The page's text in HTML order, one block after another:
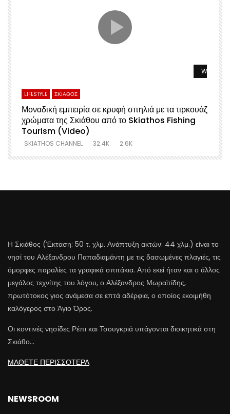
Watch
LIFESTYLE ΣΚΙΑΘΟΣ
Μοναδική εμπειρία σε κρυφή σπηλιά με τα τιρκουάζ
χρώματα της Σκιάθου από το Skiathos Fishing
Tourism (Video)
SKIATHOS CHANNEL 32.4K 2.6K
Η Σκιάθος (Έκταση: 50 τ. χλμ. Ανάπτυξη ακτών: 44 χλμ.) είναι το
νησί του Αλέξανδρου Παπαδιαμάντη με τις δασωμένες πλαγιές, τις
όμορφες παραλίες τα γραφικά σπιτάκια. Από εκεί ήταν και ο άλλος
μεγάλος τεχνίτης του λόγου, ο Αλέξανδρος Μωραϊτίδης,
πρωτότοκος γιος ανάμεσα σε επτά αδέρφια, ο οποίος εκοιμήθη
καλόγερος στο Άγιο Όρος.
Οι κοντινές νησίδες Ρέπι και Τσουγκριά υπάγονται διοικητικά στη
Σκιάθο…
ΜΑΘΕΤΕ ΠΕΡΙΣΣΟΤΕΡΑ
NEWSROOM